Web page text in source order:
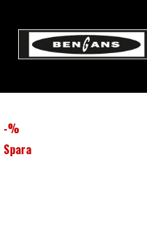
-%
Spara